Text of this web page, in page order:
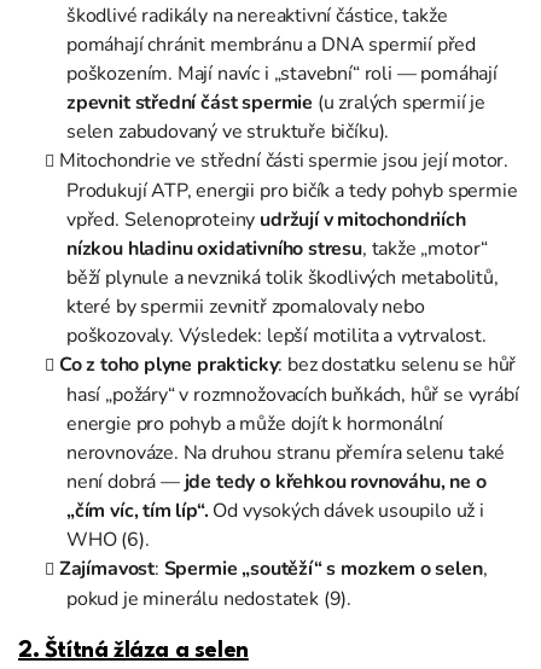
škodlivé radikály na nereaktivní částice, takže
pomáhají chránit membránu a DNA spermií před
poškozením. Mají navíc i „stavební“ roli — pomáhají
zpevnit střední část spermie (u zralých spermií je
selen zabudovaný ve struktuře bičíku).
Mitochondrie ve střední části spermie jsou její motor.
Produkují ATP, energii pro bičík a tedy pohyb spermie
vpřed. Selenoproteiny udržují v mitochondriích
nízkou hladinu oxidativního stresu, takže „motor“
běží plynule a nevzniká tolik škodlivých metabolitů,
které by spermii zevnitř zpomalovaly nebo
poškozovaly. Výsledek: lepší motilita a vytrvalost.
Co z toho plyne prakticky: bez dostatku selenu se hůř
hasí „požáry“ v rozmnožovacích buňkách, hůř se vyrábí
energie pro pohyb a může dojít k hormonální
nerovnováze. Na druhou stranu přemíra selenu také
není dobrá — jde tedy o křehkou rovnováhu, ne o
„čím víc, tím líp“. Od vysokých dávek usoupilo už i
WHO (6).
Zajímavost: Spermie „soutěží“ s mozkem o selen,
pokud je minerálu nedostatek (9).
2. Štítná žláza a selen